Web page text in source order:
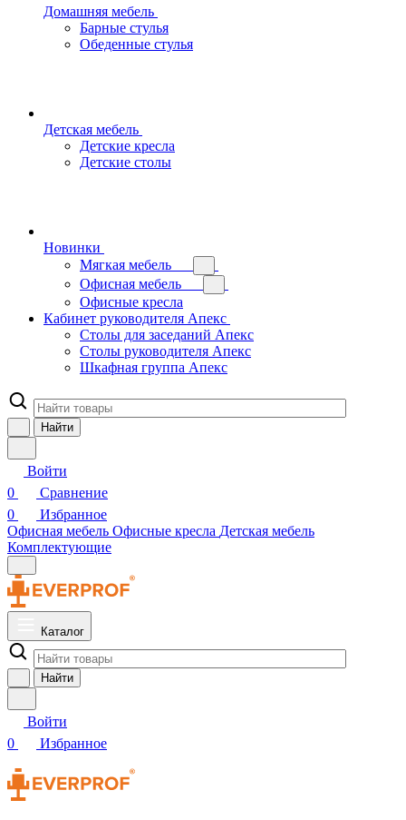
Домашняя мебель
Барные стулья
Обеденные стулья
Детская мебель
Детские кресла
Детские столы
Новинки
Мягкая мебель
Офисная мебель
Офисные кресла
Кабинет руководителя Апекс
Столы для заседаний Апекс
Столы руководителя Апекс
Шкафная группа Апекс
Найти
Войти
0
Сравнение
0
Избранное
Офисная мебель Офисные кресла Детская мебель
Комплектующие
Каталог
Найти
Войти
0
Избранное